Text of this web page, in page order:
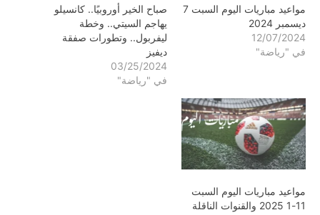
مواعيد مباريات اليوم السبت 7
ديسمبر 2024
12/07/2024
في "رياضة"
صباح الخير أوروبيًا.. كانسيلو
يهاجم السيتي.. وخطة
ليفربول.. وتطورات صفقة
ديفيز
03/25/2024
في "رياضة"
مواعيد مباريات اليوم السبت
11-1 2025 والقنوات الناقلة